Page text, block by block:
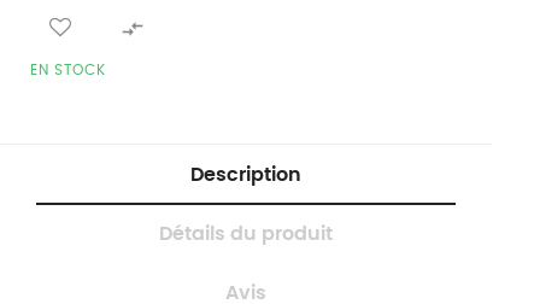

EN STOCK
Description
Détails du produit
Avis